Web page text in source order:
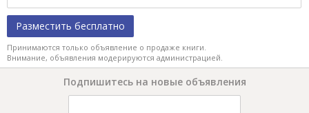
Разместить бесплатно
Принимаются только объявление о продаже книги.
Внимание, объявления модерируются администрацией.
Подпишитесь на новые объявления